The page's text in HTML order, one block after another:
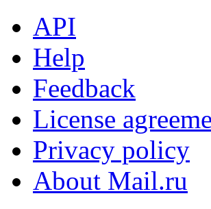
API
Help
Feedback
License
Privacy policy
About Mail.ru